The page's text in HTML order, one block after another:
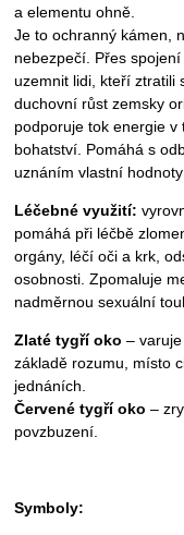
a elementu ohně.
Je to ochranný kámen,
nebezpečí. Přes
uzemnit lidi, kteří ztratili
duchovní růst zemsky
podporuje tok energie
bohatství. Pomáhá s
uznáním vlastní
Léčebné využití:
pomáhá při léčbě
orgány, léčí oči a krk,
osobnosti. Zpomaluje
nadměrnou sexuální
Zlaté tygří oko –
základě rozumu, místo
jednáních.
Červené tygří oko –
povzbuzení.
Symboly: